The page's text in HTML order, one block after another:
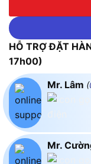
HỖ TRỢ ĐẶT
17h00)
Mr. Lâm (
Mr.